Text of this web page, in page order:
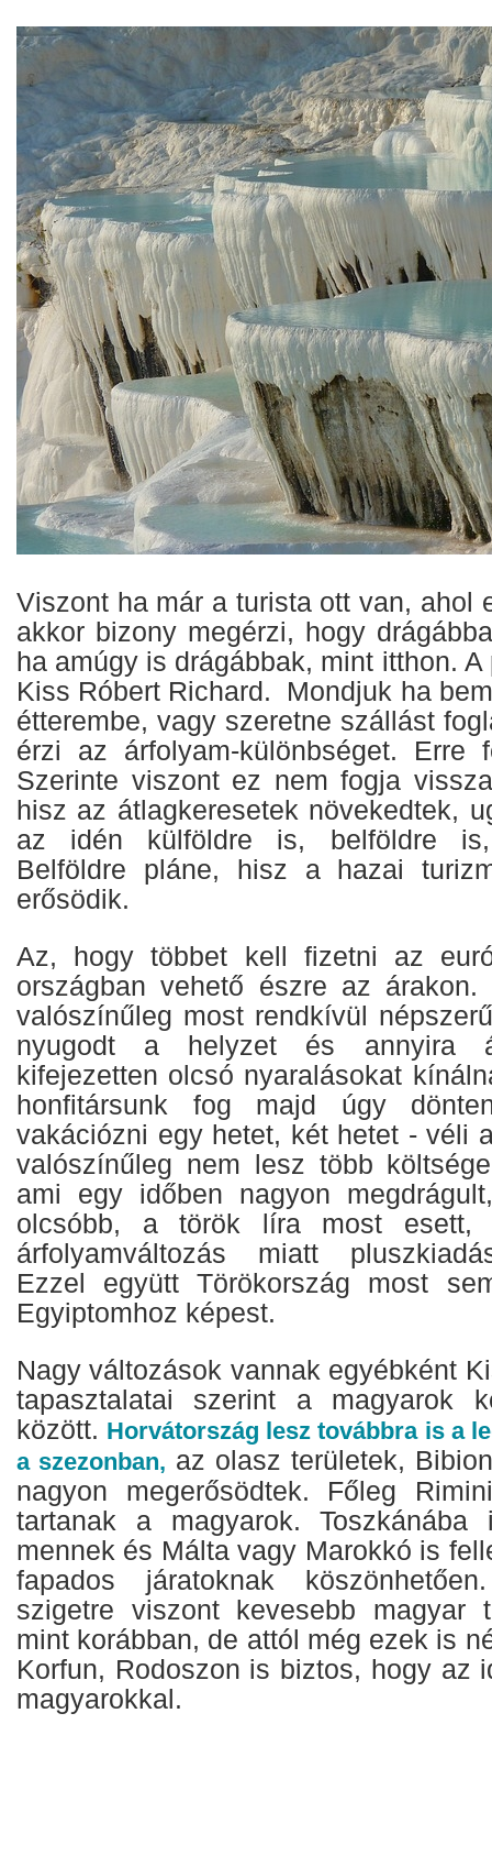
Viszont ha már a turista ott van, ahol
akkor bizony megérzi, hogy
ha amúgy is drágábbak, mint itthon.
Kiss Róbert Richard. Mondjuk ha
étterembe, vagy szeretne szállást
érzi az árfolyam-különbséget. Erre
Szerinte viszont ez nem fogja
hisz az átlagkeresetek növekedtek,
az idén külföldre is, belföldre
Belföldre pláne, hisz a hazai
erősödik.
Az, hogy többet kell fizetni az
országban vehető észre az árakon.
valószínűleg most rendkívül
nyugodt a helyzet és annyira
kifejezetten olcsó nyaralásokat
honfitársunk fog majd úgy
vakációzni egy hetet, két hetet - véli
valószínűleg nem lesz több
ami egy időben nagyon
olcsóbb, a török líra most
árfolyamváltozás miatt
Ezzel együtt Törökország most
Egyiptomhoz képest.
Nagy változások vannak egyébként
tapasztalatai szerint a magyarok
között. Horvátország lesz továbbra is a
a szezonban, az olasz területek,
nagyon megerősödtek. Főleg
tartanak a magyarok.
mennek és Málta vagy Marokkó is
fapados járatoknak
szigetre viszont kevesebb magyar
mint korábban, de attól még ezek is
Korfun, Rodoszon is biztos, hogy az
magyarokkal.